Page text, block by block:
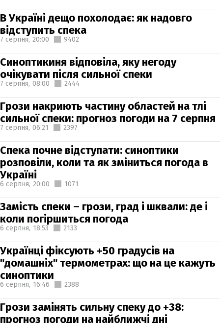
В Україні дещо похолодає: як надовго
відступить спека
7 серпня, 20:00 9402
Синоптикиня відповіла, яку негоду
очікувати після сильної спеки
7 серпня, 08:00 2444
Грози накриють частину областей на тлі
сильної спеки: прогноз погоди на 7 серпня
7 серпня, 06:21 2397
Спека почне відступати: синоптики
розповіли, коли та як зміниться погода в
Україні
6 серпня, 20:00 1071
Замість спеки – грози, град і шквали: де і
коли погіршиться погода
6 серпня, 18:53 2133
Українці фіксують +50 градусів на
"домашніх" термометрах: що на це кажуть
синоптики
6 серпня, 16:46 2388
Грози замінять сильну спеку до +38:
прогноз погоди на найближчі дні